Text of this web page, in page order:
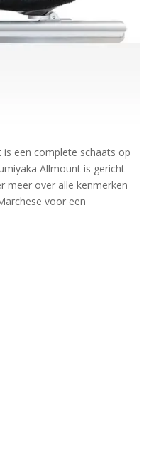
een complete schaats op
Allmount is gericht
meer over alle kenmerken
voor een